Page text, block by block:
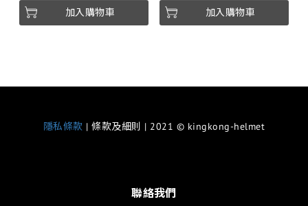
加入購物車 加入購物車
隱私條款 | 條款及細則 | 2021 © kingkong-helmet
聯絡我們